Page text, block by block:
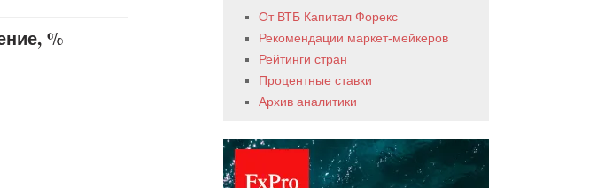
%
От ВТБ Капитал Форекс
Рекомендации маркет-мейкеров
Рейтинги стран
Процентные ставки
Архив аналитики